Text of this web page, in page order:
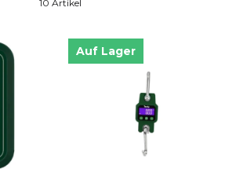
10 Artikel
Auf Lager